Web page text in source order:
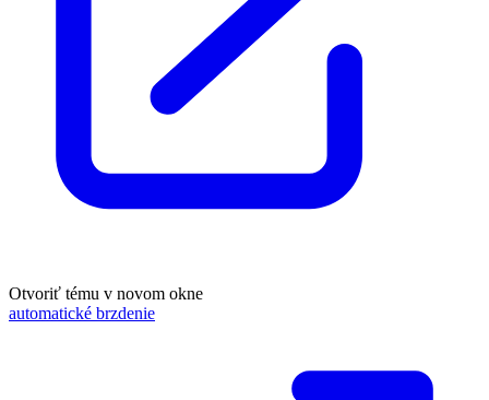
Otvoriť tému v novom okne
automatické brzdenie